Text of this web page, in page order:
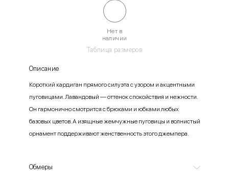
Таблица размеров
Нет в
наличии
Описание
Короткий кардиган прямого силуэта с узором и акцентными
пуговицами. Лавандовый — оттенок спокойствия и нежности.
Он гармонично смотрится с брюками и юбками любых
базовых цветов. А изящные жемчужные пуговицы и волнистый
орнамент поддерживают женственность этого джемпера.
Обмеры